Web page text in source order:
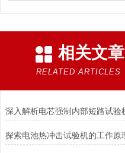
相关文章
RELATED ARTICLES